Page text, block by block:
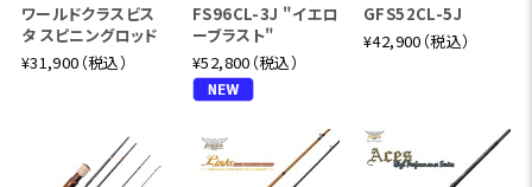
ワールドクラスビス
タ スピニングロッド
¥31,900（税込）
FS96CL-3J "イエロ
ーブラスト"
¥52,800（税込）
GFS52CL-5J
¥42,900（税込）